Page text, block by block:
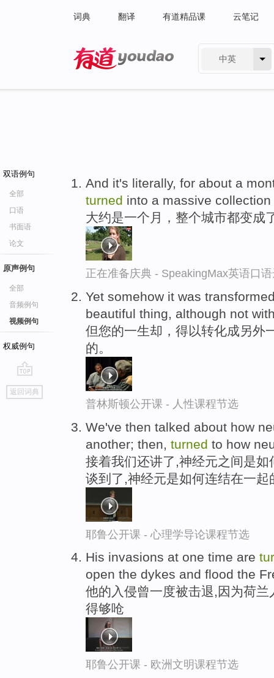
词典 翻译 有道精品课 云笔记
中英
双语例句
全部
口语
书面语
论文
原声例句
全部
音频例句
视频例句
权威例句
go
top
返回词典
And it's literally, for about a
turned into a massive
大约是一个月，整个城市都变成
正在准备庆典 - SpeakingMax英语口
Yet somehow it was
beautiful thing, although not
但您的一生却，得以转化成另外
的。
普林斯顿公开课 - 人性课程节选
We've then talked about how
another; then, turned to how
接着我们还讲了,神经元之间是
谈到了,神经元是如何连结在一起
耶鲁公开课 - 心理学导论课程节选
His invasions at one time are
open the dykes and flood the
他的入侵曾一度被击退,因为荷
得够呛
耶鲁公开课 - 欧洲文明课程节选